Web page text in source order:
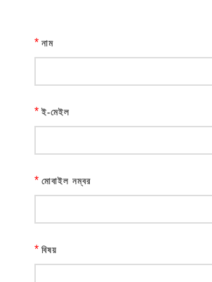
* নাম
* ই-মেইল
* মোবাইল নম্বর
* বিষয়